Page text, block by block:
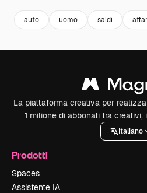
auto uomo saldi
La piattaforma creativa per
1 milione di abbonati tra creativi,
Italiano
Prodotti
Spaces
Assistente IA